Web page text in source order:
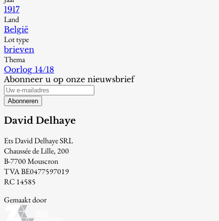
1917
Land
België
Lot type
brieven
Thema
Oorlog 14/18
Abonneer u op onze nieuwsbrief
Abonneren
David Delhaye
Ets David Delhaye SRL
Chaussée de Lille, 200
B-7700 Mouscron
TVA BE0477597019
RC 14585
Gemaakt door